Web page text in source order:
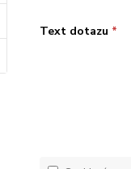
Text dotazu *